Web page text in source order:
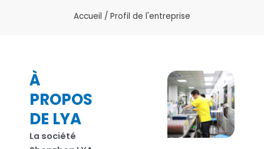
Accueil / Profil de l'entreprise
À
PROPOS
DE LYA
La société